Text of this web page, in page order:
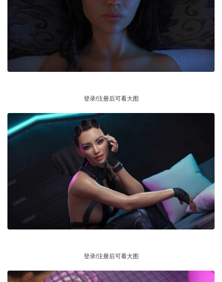
登录/注册后可看大图
登录/注册后可看大图